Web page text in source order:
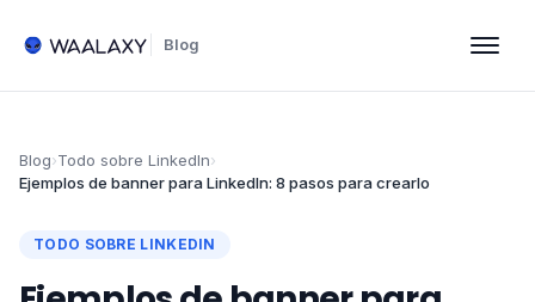
Blog
Blog›Todo sobre LinkedIn›
Ejemplos de banner para LinkedIn: 8 pasos para crearlo
TODO SOBRE LINKEDIN